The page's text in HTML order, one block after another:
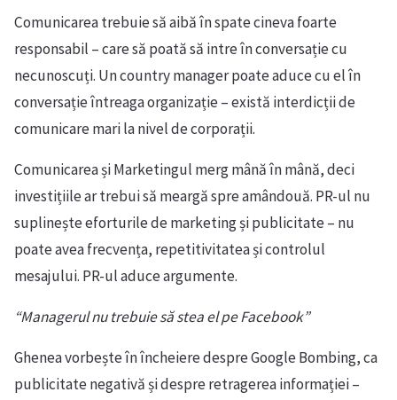
Comunicarea trebuie să aibă în spate cineva foarte
responsabil – care să poată să intre în conversație cu
necunoscuți. Un country manager poate aduce cu el în
conversație întreaga organizație – există interdicții de
comunicare mari la nivel de corporații.
Comunicarea și Marketingul merg mână în mână, deci
investițiile ar trebui să meargă spre amândouă. PR-ul nu
suplinește eforturile de marketing și publicitate – nu
poate avea frecvența, repetitivitatea și controlul
mesajului. PR-ul aduce argumente.
“Managerul nu trebuie să stea el pe Facebook”
Ghenea vorbește în încheiere despre Google Bombing, ca
publicitate negativă și despre retragerea informației –